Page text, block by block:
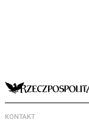
KONTAKT